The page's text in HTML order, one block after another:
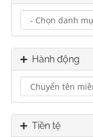
Hành động
Tiền tệ